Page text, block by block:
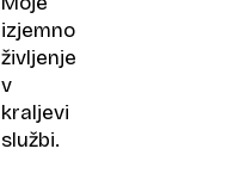
izjemno
življenje
v
kraljevi
službi.